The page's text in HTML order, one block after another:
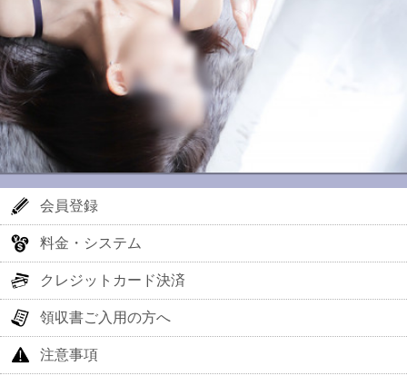
会員登録
料金・システム
クレジットカード決済
領収書ご入用の方へ
注意事項